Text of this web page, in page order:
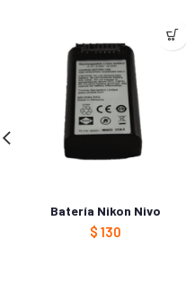
Guarda mi nombre, correo
navegador para la próxima vez
Batería Nikon Nivo
$ 130